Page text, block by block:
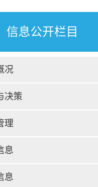
信息公开栏目
况
决策
理
息
息